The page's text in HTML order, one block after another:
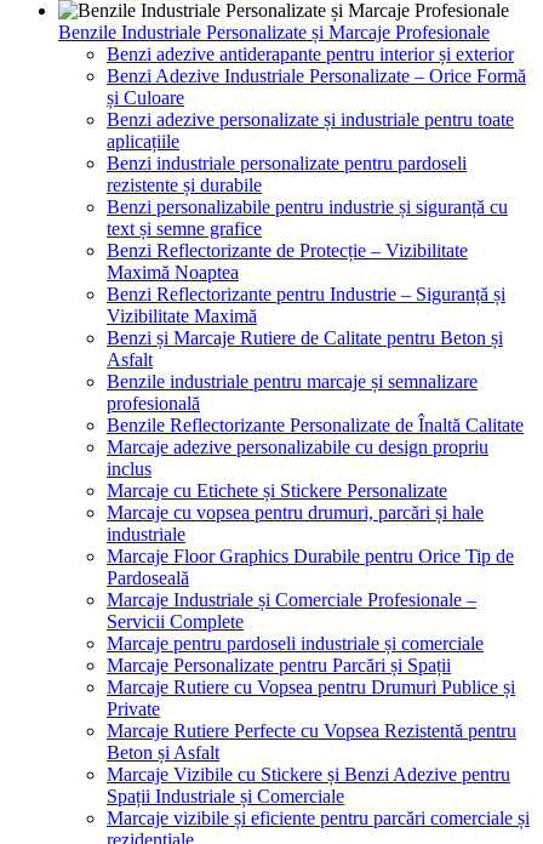
Benzile Industriale Personalizate și Marcaje Profesionale
Benzi adezive antiderapante pentru interior și exterior
Benzi Adezive Industriale Personalizate – Orice Formă
și Culoare
Benzi adezive personalizate și industriale pentru toate
aplicațiile
Benzi industriale personalizate pentru pardoseli
rezistente și durabile
Benzi personalizabile pentru industrie și siguranță cu
text și semne grafice
Benzi Reflectorizante de Protecție – Vizibilitate
Maximă Noaptea
Benzi Reflectorizante pentru Industrie – Siguranță și
Vizibilitate Maximă
Benzi și Marcaje Rutiere de Calitate pentru Beton și
Asfalt
Benzile industriale pentru marcaje și semnalizare
profesională
Benzile Reflectorizante Personalizate de Înaltă Calitate
Marcaje adezive personalizabile cu design propriu
inclus
Marcaje cu Etichete și Stickere Personalizate
Marcaje cu vopsea pentru drumuri, parcări și hale
industriale
Marcaje Floor Graphics Durabile pentru Orice Tip de
Pardoseală
Marcaje Industriale și Comerciale Profesionale –
Servicii Complete
Marcaje pentru pardoseli industriale și comerciale
Marcaje Personalizate pentru Parcări și Spații
Marcaje Rutiere cu Vopsea pentru Drumuri Publice și
Private
Marcaje Rutiere Perfecte cu Vopsea Rezistentă pentru
Beton și Asfalt
Marcaje Vizibile cu Stickere și Benzi Adezive pentru
Spații Industriale și Comerciale
Marcaje vizibile și eficiente pentru parcări comerciale și
rezidențiale